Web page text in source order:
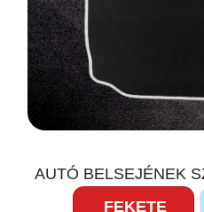
AUTÓ BELSEJÉNEK
FEKETE